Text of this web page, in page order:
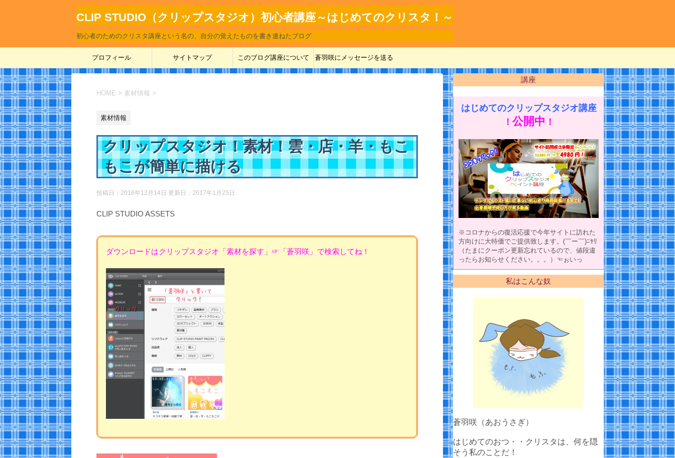
CLIP STUDIO（クリップスタジオ）初心者講座～はじめてのクリスタ！～
初心者のためのクリスタ講座という名の、自分の覚えたものを書き連ねたブログ
プロフィール サイトマップ このブログ講座について 蒼羽咲にメッセージを送る
HOME > 素材情報 >
素材情報
クリップスタジオ！素材！雲・店・羊・もこ
もこが簡単に描ける
投稿日：2016年12月14日 更新日： 2017年1月25日
CLIP STUDIO ASSETS
ダウンロードはクリップスタジオ「素材を探す」☞「蒼羽咲」で検索してね！
講座
はじめてのクリップスタジオ講座
！ 公開中 ！
※コロナからの復活応援で今年サイトに訪れた
方向けに大特価でご提供致します。(￣ー￣)ﾆﾔﾘ
（たまにクーポン更新忘れているので、値段違
ったらお知らせください。。。）☜ぉいっ
私はこんな奴
蒼羽咲（あおうさぎ）
はじめてのおつ・・クリスタは、何を隠
そう私のことだ！